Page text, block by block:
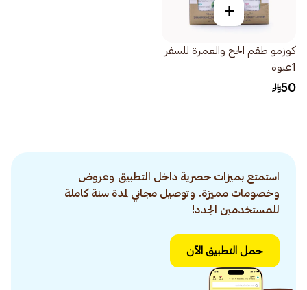
+
كوزمو طقم الحج والعمرة للسفر
1عبوة
50
استمتع بميزات حصرية داخل التطبيق وعروض
وخصومات مميزة. وتوصيل مجاني لمدة سنة كاملة
للمستخدمين الجدد!
حمل التطبيق الآن